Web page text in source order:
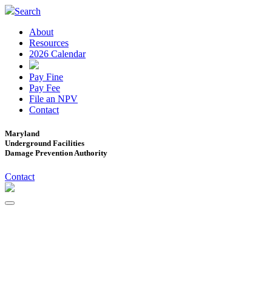
Search
About
Resources
2026 Calendar
Pay Fine
Pay Fee
File an NPV
Contact
Maryland
Underground Facilities
Damage Prevention Authority
Contact